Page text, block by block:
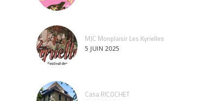
MJC Monplaisir Les Kyrielles
5 JUIN 2025
Casa RICOCHET